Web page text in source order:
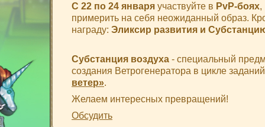
С 22 по 24 января участвуйте в PvP-боях,
примерить на себя неожиданный образ.
награду: Эликсир развития и
Субстанция воздуха - специальный
создания Ветрогенератора в цикле
ветер».
Желаем интересных превращений!
Обсудить